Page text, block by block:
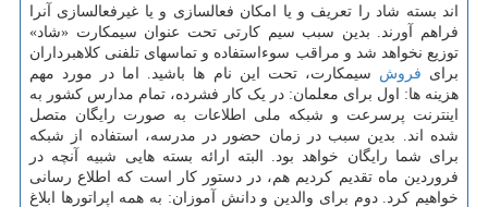
اند بسته شاد را تعریف و یا امکان فعالسازی و یا غیرفعالسازی آنرا
فراهم آورند. بدین سبب سیم کارتی تحت عنوان سیمکارت «شاد»
توزیع نخواهد شد و مراقب سوءاستفاده و تماسهای تلفنی کلاهبرداران
برای فروش سیمکارت، تحت این نام ها باشید. اما در مورد مهم
هزینه ها: اول برای معلمان: در یک کار فشرده، تمام مدارس کشور به
اینترنت پرسرعت و شبکه ملی اطلاعات به صورت رایگان متصل
شده اند. بدین سبب در زمان حضور در مدرسه، استفاده از شبکه
برای شما رایگان خواهد بود. البته ارائه بسته هایی شبیه آنچه در
فروردین ماه تقدیم کردیم هم، در دستور کار است که اطلاع رسانی
خواهیم کرد. دوم برای والدین و دانش آموزان: به همه اپراتورها ابلاغ